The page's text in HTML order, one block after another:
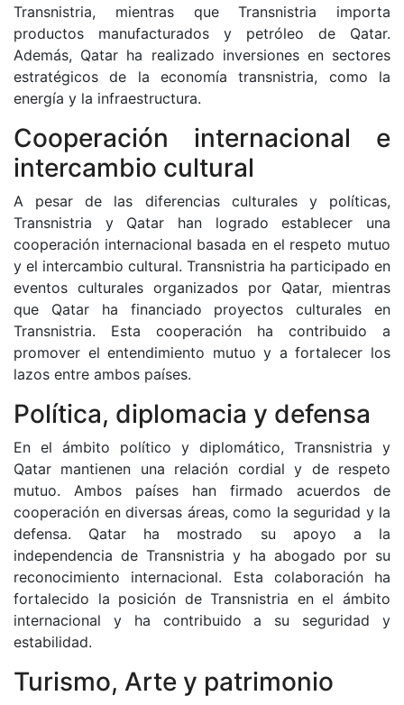
Transnistria, mientras que Transnistria importa
productos manufacturados y petróleo de Qatar.
Además, Qatar ha realizado inversiones en sectores
estratégicos de la economía transnistria, como la
energía y la infraestructura.
Cooperación internacional e
intercambio cultural
A pesar de las diferencias culturales y políticas,
Transnistria y Qatar han logrado establecer una
cooperación internacional basada en el respeto mutuo
y el intercambio cultural. Transnistria ha participado en
eventos culturales organizados por Qatar, mientras
que Qatar ha financiado proyectos culturales en
Transnistria. Esta cooperación ha contribuido a
promover el entendimiento mutuo y a fortalecer los
lazos entre ambos países.
Política, diplomacia y defensa
En el ámbito político y diplomático, Transnistria y
Qatar mantienen una relación cordial y de respeto
mutuo. Ambos países han firmado acuerdos de
cooperación en diversas áreas, como la seguridad y la
defensa. Qatar ha mostrado su apoyo a la
independencia de Transnistria y ha abogado por su
reconocimiento internacional. Esta colaboración ha
fortalecido la posición de Transnistria en el ámbito
internacional y ha contribuido a su seguridad y
estabilidad.
Turismo, Arte y patrimonio